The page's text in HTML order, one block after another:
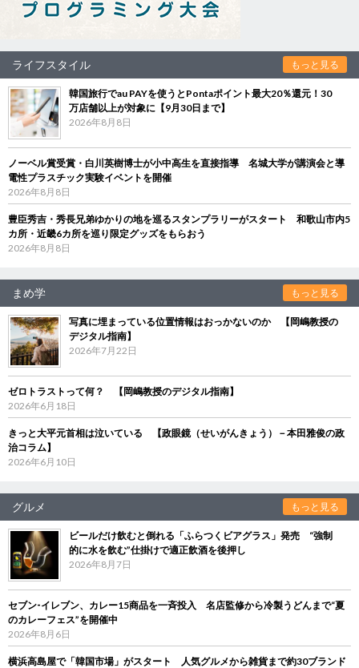
ライフスタイル もっと見る
韓国旅行でau PAYを使うとPontaポイント最大20％還元！30
万店舗以上が対象に【9月30日まで】
2026年8月8日
ノーベル賞受賞・白川英樹博士が小中高生を直接指導 名城大学が講演会と導
電性プラスチック実験イベントを開催
2026年8月8日
豊臣秀吉・秀長兄弟ゆかりの地を巡るスタンプラリーがスタート 和歌山市内5
カ所・近畿6カ所を巡り限定グッズをもらおう
2026年8月8日
まめ学 もっと見る
写真に埋まっている位置情報はおっかないのか 【岡嶋教授の
デジタル指南】
2026年7月22日
ゼロトラストって何？ 【岡嶋教授のデジタル指南】
2026年6月18日
きっと大平元首相は泣いている 【政眼鏡（せいがんきょう）－本田雅俊の政
治コラム】
2026年6月10日
グルメ もっと見る
ビールだけ飲むと倒れる「ふらつくビアグラス」発売 “強制
的に水を飲む”仕掛けで適正飲酒を後押し
2026年8月7日
セブン‐イレブン、カレー15商品を一斉投入 名店監修から冷製うどんまで“夏
のカレーフェス”を開催中
2026年8月6日
横浜高島屋で「韓国市場」がスタート 人気グルメから雑貨まで約30ブランド